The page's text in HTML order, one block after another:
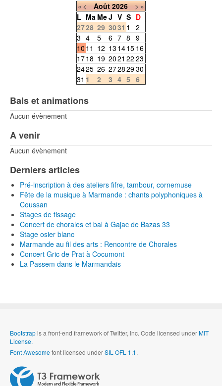
«< Août 2026 >»
L Ma MeJ V S D
2728 29 3031 1
2
3 4 5 6 7 8 9
10 11 12 13 1415 16
1718 19 2021 22 23
2425 26 27282930
31 1 2 3 4 5 6
Bals et animations
Aucun évènement
A venir
Aucun évènement
Derniers articles
Pré-inscription à des ateliers fifre, tambour, cornemuse
Fête de la musique à Marmande : chants polyphoniques à
Coussan
Stages de tissage
Concert de chorales et bal à Gajac de Bazas 33
Stage osier blanc
Marmande au fil des arts : Rencontre de Chorales
Concert Gric de Prat à Cocumont
La Passem dans le Marmandais
Bootstrapis a front-end framework of Twitter, Inc. Code licensed underMIT
License.
Font Awesomefont licensed underSIL OFL 1.1.